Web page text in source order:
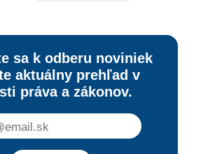
sa k odberu noviniek
aktuálny prehľad v
práva a zákonov.